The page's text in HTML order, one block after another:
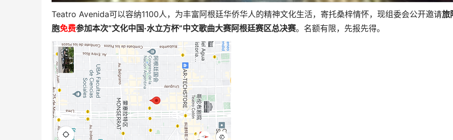
Teatro Avenida可以容纳1100人，为丰富阿根廷华侨华人的精神文化生活，寄托桑梓情怀，现组委会公开邀请旅
胞免费参加本次“文化中国·水立方杯”中文歌曲大赛阿根廷赛区总决赛。名额有限，先报先得。